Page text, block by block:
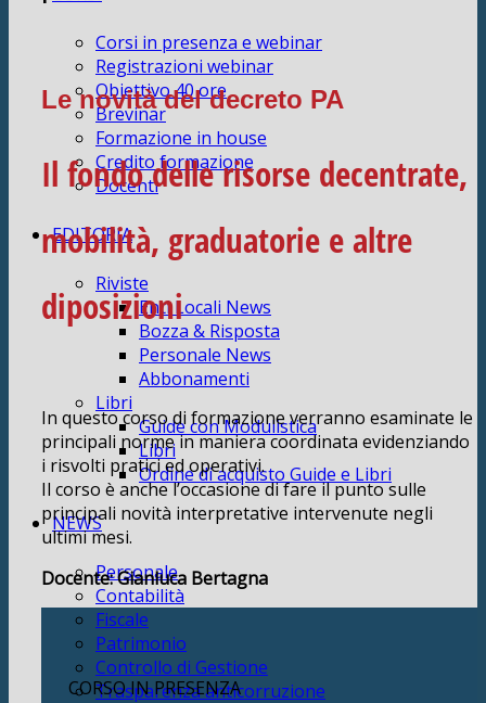
Corsi in presenza e webinar
Registrazioni webinar
Obiettivo 40 ore
Brevinar
Formazione in house
Credito formazione
Docenti
EDITORIA
Riviste
Enti Locali News
Bozza & Risposta
Personale News
Abbonamenti
Libri
Guide con Modulistica
Libri
Ordine di acquisto Guide e Libri
NEWS
Personale
Contabilità
Fiscale
Patrimonio
Controllo di Gestione
Trasparenza anticorruzione
Le novità del decreto PA
Il fondo delle risorse decentrate,
mobilità, graduatorie e altre
diposizioni
In questo corso di formazione verranno esaminate le
principali norme in maniera coordinata evidenziando
i risvolti pratici ed operativi.
Il corso è anche l’occasione di fare il punto sulle
principali novità interpretative intervenute negli
ultimi mesi.
Docente: Gianluca Bertagna
CORSO IN PRESENZA